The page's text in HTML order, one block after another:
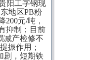
阳工字钢现
地区PB粉
元/吨，
抑制；目前
减产检修不
振作用；
剧，短期铁